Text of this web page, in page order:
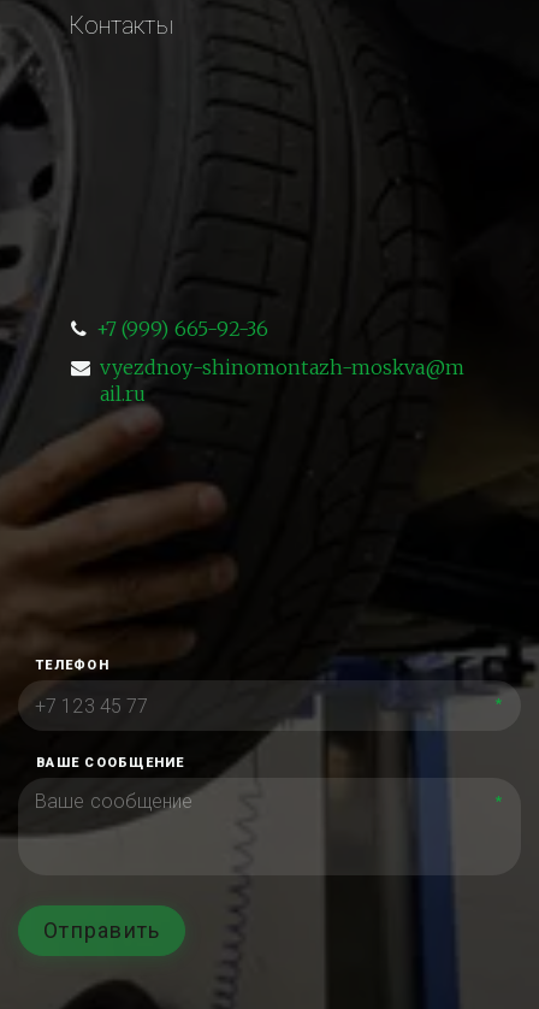
Контакты
+7 (999) 665-92-36
vyezdnoy-shinomontazh-moskva@m
ail.ru
ТЕЛЕФОН
*
ВАШЕ СООБЩЕНИЕ
*
Отправить